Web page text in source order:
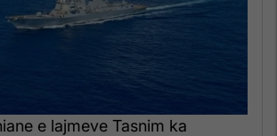
e lajmeve Tasnim ka